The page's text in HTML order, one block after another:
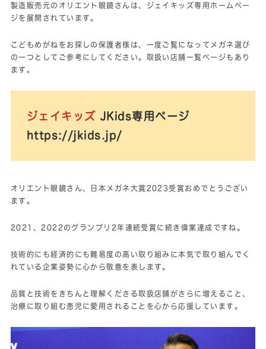
製造販売元のオリエント眼鏡さんは、ジェイキッズ専用ホームペー
ジを展開されています。
こどもめがねをお探しの保護者様は、一度ご覧になってメガネ選び
の一つとしてご参考にしてください。取扱い店舗一覧ページもあり
ます。
ジェイキッズ JKids専用ページ
https://jkids.jp/
オリエント眼鏡さん、日本メガネ大賞2023受賞おめでとうござい
ます。
2021、2022のグランプリ2年連続受賞に続き偉業達成ですね。
技術的にも経済的にも難易度の高い取り組みに本気で取り組んでく
れている企業姿勢に心から敬意を表します。
品質と技術をきちんと理解くださる取扱店舗がさらに増えること、
治療に取り組む患児に愛用されることを心から応援しています。